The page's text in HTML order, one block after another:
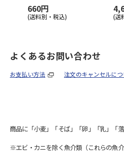
660円
(送料別・税込) (送
よくあるお問い合わせ
お支払い方法 注文のキャンセルに
商品に「小麦」「そば」「卵」「乳」「
※エビ・カニを除く魚介類（これらの魚